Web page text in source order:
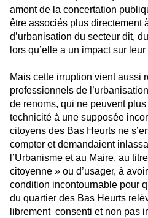
amont de la concertation
être associés plus directement
d’urbanisation du secteur dit,
lors qu’elle a un impact sur
Mais cette irruption vient aussi
professionnels de
de renoms, qui ne peuvent
technicité à une supposée
citoyens des Bas Heurts ne
compter et demandaient
l’Urbanisme et au Maire, au
citoyenne » ou d’usager, à
condition incontournable pour
du quartier des Bas Heurts
librement consenti et non pas